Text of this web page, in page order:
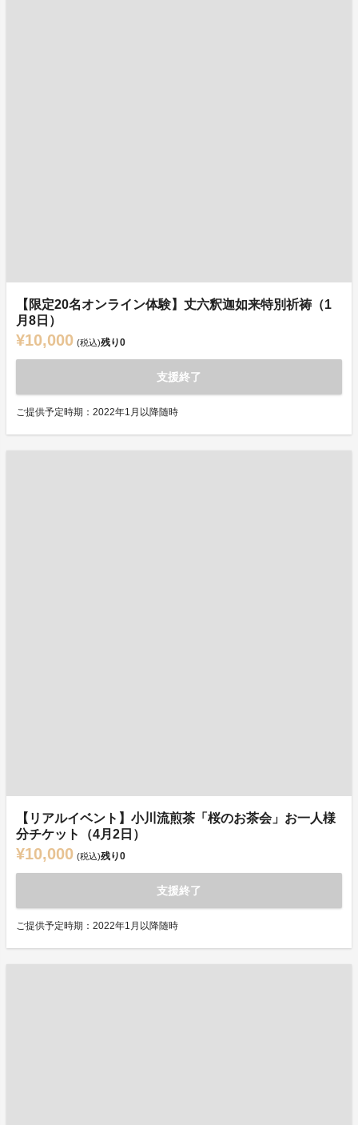
【限定20名オンライン体験】丈六釈迦如来特別祈祷（1
月8日）
¥10,000 (税込)残り0
支援終了
ご提供予定時期：2022年1月以降随時
【リアルイベント】小川流煎茶「桜のお茶会」お一人様
分チケット（4月2日）
¥10,000 (税込)残り0
支援終了
ご提供予定時期：2022年1月以降随時